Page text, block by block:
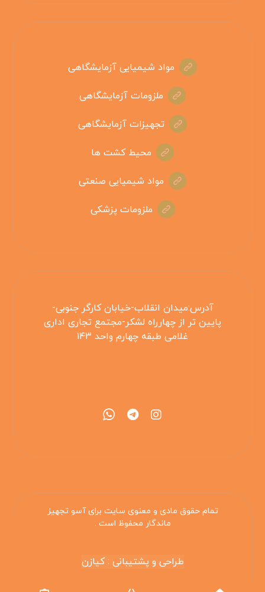
مواد شیمیایی آزمایشگاهی
ملزومات آزمایشگاهی
تجهیزات آزمایشگاهی
محیط کشت ها
مواد شیمیایی صنعتی
ملزومات پزشکی
آدرس:میدان انقلاب-خیابان کارگر جنوبی-
پایین تر از چهارراه لشکر-مجتمع تجاری اداری
غلامی طبقه چهارم واحد ۱۴۳
تمام حقوق مادی و معنوی سایت برای آسو تجهیز
ماندگار محفوظ است .
طراحی و پشتیبانی : کیازن